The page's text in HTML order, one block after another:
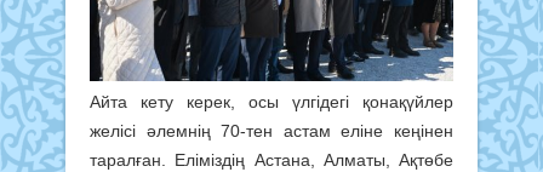
Айта кету керек, осы үлгідегі қонақүйлер
желісі әлемнің 70-тен астам еліне кеңінен
таралған. Еліміздің Астана, Алматы, Ақтөбе